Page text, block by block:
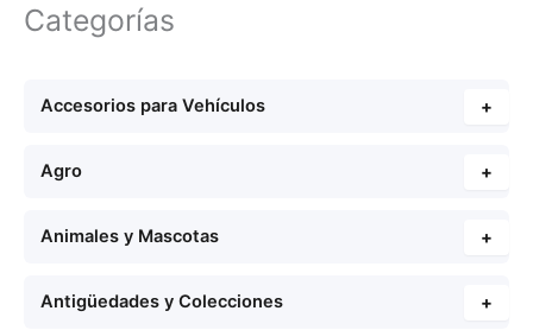
Categorías
Accesorios para Vehículos +
Agro +
Animales y Mascotas +
Antigüedades y Colecciones +